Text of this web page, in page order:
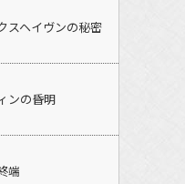
スヘイヴンの秘密
ンの昏明
端